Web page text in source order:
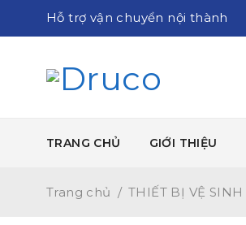
Hỗ trợ vận chuyển nội thành
TRANG CHỦ GIỚI THIỆU
Trang chủ / THIẾT BỊ VỆ SINH